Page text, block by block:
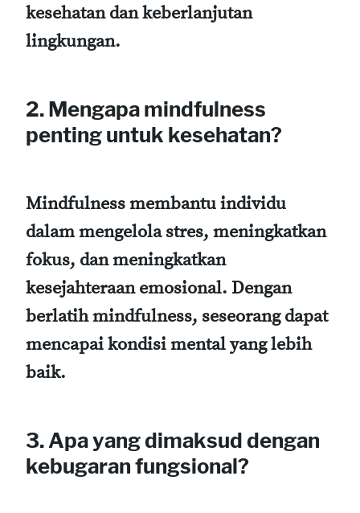
kesehatan dan keberlanjutan
lingkungan.
2. Mengapa mindfulness
penting untuk kesehatan?
Mindfulness membantu individu
dalam mengelola stres, meningkatkan
fokus, dan meningkatkan
kesejahteraan emosional. Dengan
berlatih mindfulness, seseorang dapat
mencapai kondisi mental yang lebih
baik.
3. Apa yang dimaksud dengan
kebugaran fungsional?